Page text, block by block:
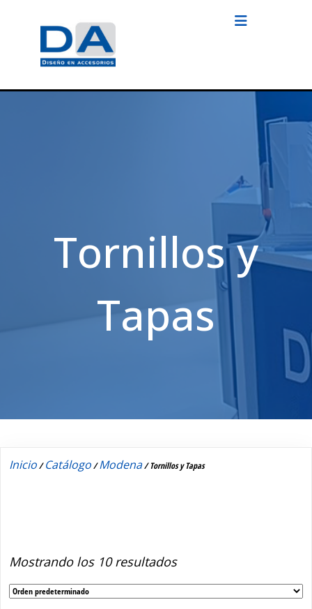
Tornillos y
Tapas
Inicio/Catálogo/Modena/ Tornillos y Tapas
Mostrando los 10 resultados